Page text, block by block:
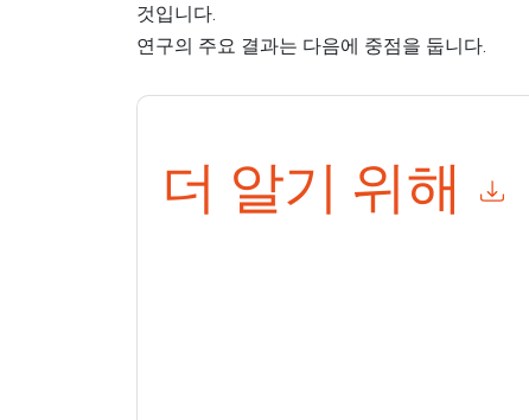
것입니다.
연구의 주요 결과는 다음에 중점을 둡니다.
더 알기 위해